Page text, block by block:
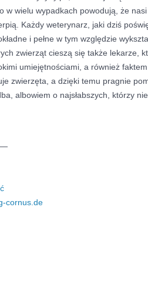
w wielu wypadkach powodują, że
Każdy weterynarz, jaki dziś
i pełne w tym względzie
zwierząt cieszą się także lekarze,
umiejętnościami, a również
zwierzęta, a dzięki temu pragnie
albowiem o najsłabszych, którzy
cornus.de